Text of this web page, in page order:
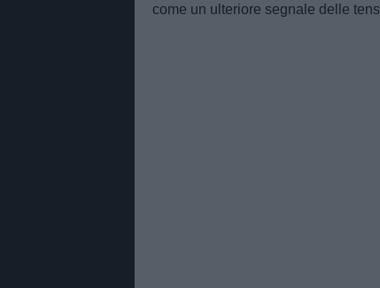
come un ulteriore segnale delle